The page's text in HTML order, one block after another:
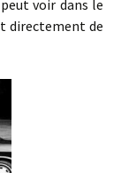
voir dans le
directement de